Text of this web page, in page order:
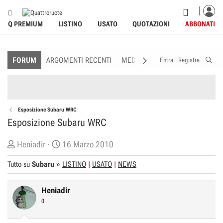
Q PREMIUM LISTINO USATO QUOTAZIONI ABBONATI
FORUM ARGOMENTI RECENTI MEDIA MEMBRI
Entra Registra
Esposizione Subaru WRC
Esposizione Subaru WRC
C
r
e
t
o
Heniadir
D
a
t
d
16 Marzo 2010
Tutto su Subaru » LISTINO USATO NEWS
Heniadir
0